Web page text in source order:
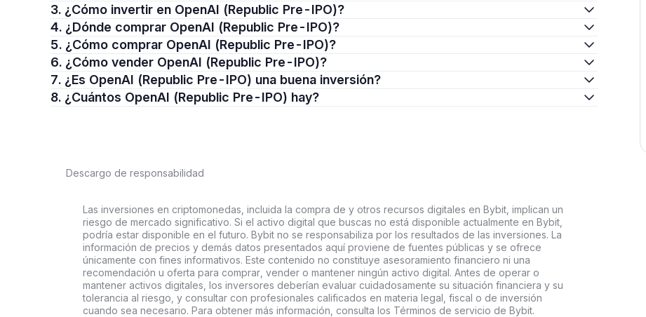
3. ¿Cómo invertir en OpenAI (Republic Pre-IPO)?
4. ¿Dónde comprar OpenAI (Republic Pre-IPO)?
5. ¿Cómo comprar OpenAI (Republic Pre-IPO)?
6. ¿Cómo vender OpenAI (Republic Pre-IPO)?
7. ¿Es OpenAI (Republic Pre-IPO) una buena inversión?
8. ¿Cuántos OpenAI (Republic Pre-IPO) hay?
Descargo de responsabilidad
Las inversiones en criptomonedas, incluida la compra de y otros recursos digitales en Bybit, implican un
riesgo de mercado significativo. Si el activo digital que buscas no está disponible actualmente en Bybit,
podría estar disponible en el futuro. Bybit no se responsabiliza por los resultados de las inversiones. La
información de precios y demás datos presentados aquí proviene de fuentes públicas y se ofrece
únicamente con fines informativos. Este contenido no constituye asesoramiento financiero ni una
recomendación u oferta para comprar, vender o mantener ningún activo digital. Antes de operar o
mantener activos digitales, los inversores deberían evaluar cuidadosamente su situación financiera y su
tolerancia al riesgo, y consultar con profesionales calificados en materia legal, fiscal o de inversión
cuando sea necesario. Para obtener más información, consulta los Términos de servicio de Bybit.